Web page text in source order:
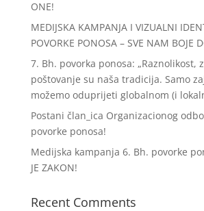
ONE!
MEDIJSKA KAMPANJA I VIZUALNI
POVORKE PONOSA – SVE NAM BOJE
7. Bh. povorka ponosa: „Raznolikost,
poštovanje su naša tradicija. Samo
možemo oduprijeti globalnom (i
Postani član_ica Organizacionog
povorke ponosa!
Medijska kampanja 6. Bh. povorke
JE ZAKON!
Recent Comments